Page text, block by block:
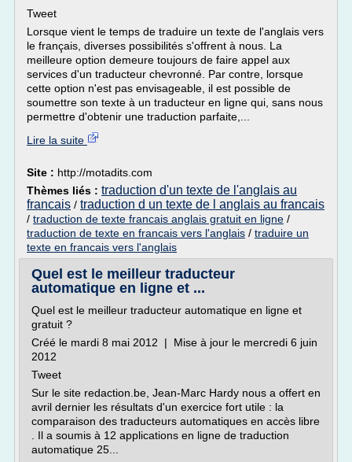
Tweet
Lorsque vient le temps de traduire un texte de l'anglais vers
le français, diverses possibilités s'offrent à nous. La
meilleure option demeure toujours de faire appel aux
services d'un traducteur chevronné. Par contre, lorsque
cette option n'est pas envisageable, il est possible de
soumettre son texte à un traducteur en ligne qui, sans nous
permettre d'obtenir une traduction parfaite,...
Lire la suite
Site : http://motadits.com
Thèmes liés : traduction d'un texte de l'anglais au
francais / traduction d un texte de l anglais au francais
/ traduction de texte francais anglais gratuit en ligne /
traduction de texte en francais vers l'anglais / traduire un
texte en francais vers l'anglais
Quel est le meilleur traducteur
automatique en ligne et ...
Quel est le meilleur traducteur automatique en ligne et
gratuit ?
Créé le mardi 8 mai 2012 | Mise à jour le mercredi 6 juin
2012
Tweet
Sur le site redaction.be, Jean-Marc Hardy nous a offert en
avril dernier les résultats d'un exercice fort utile : la
comparaison des traducteurs automatiques en accès libre
. Il a soumis à 12 applications en ligne de traduction
automatique 25...